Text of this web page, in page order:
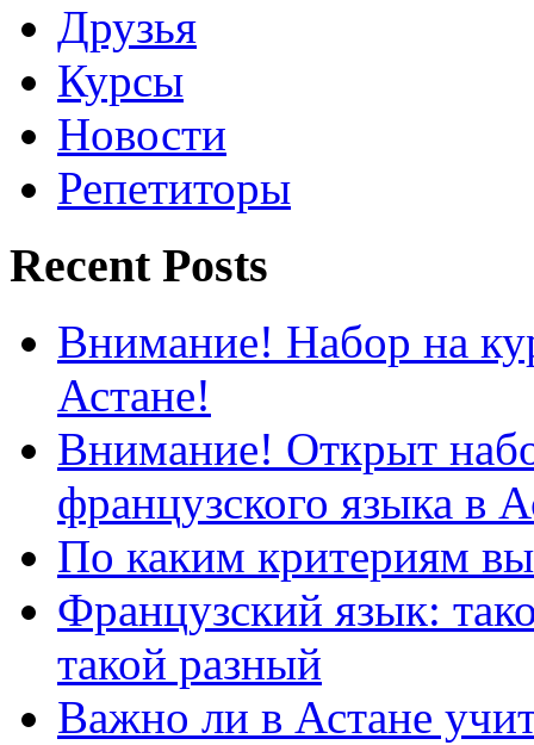
Друзья
Курсы
Новости
Репетиторы
Recent Posts
Внимание! Набор на
Астане!
Внимание! Открыт
французского языка в
По каким критериям
Французский язык:
такой разный
Важно ли в Астане